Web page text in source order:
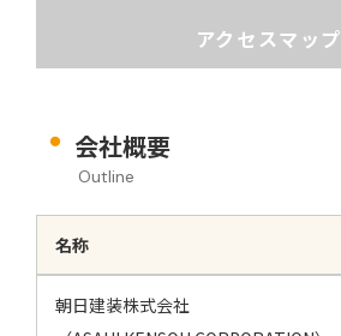
アクセスマップ
会社概要
Outline
名称
朝日建装株式会社